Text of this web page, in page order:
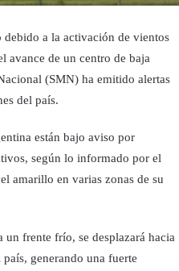
a la activación de vientos
avance de un centro de baja
(SMN) ha emitido alertas
del país.
están bajo aviso por
según lo informado por el
amarillo en varias zonas de su
un frente frío, se desplazará hacia
generando una fuerte